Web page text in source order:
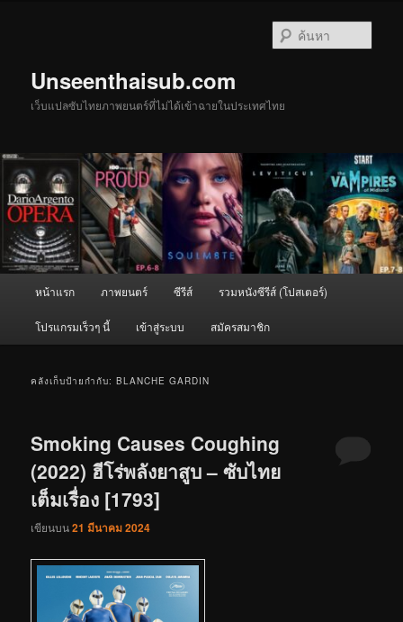
Unseenthaisub.com
เว็บแปลซับไทยภาพยนตร์ที่ไม่ได้เข้าฉายในประเทศไทย
หน้าแรก ภาพยนตร์ ซีรีส์ รวมหนังซีรีส์ (โปสเตอร์)
โปรแกรมเร็วๆ นี้ เข้าสู่ระบบ สมัครสมาชิก
คลังเก็บป้ายกำกับ:BLANCHE GARDIN
Smoking Causes Coughing
(2022) ฮีโร่พลังยาสูบ – ซับไทย
เต็มเรื่อง [1793]
เขียนบน21 มีนาคม 2024